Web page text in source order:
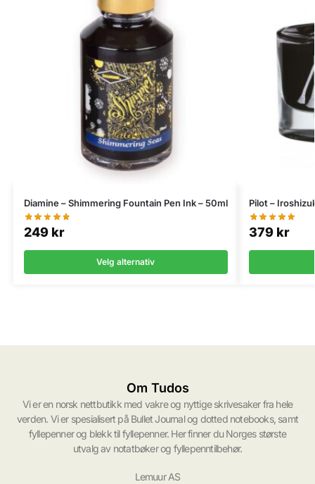
Diamine – Shimmering Fountain Pen Ink – 50ml
249 kr
Velg alternativ
Pilot –
379 kr
Om Tudos
Vi er en norsk nettbutikk med vakre og nyttige skrivesaker fra hele
verden. Vi er spesialisert på Bullet Journal og dotted notebooks, samt
fyllepenner og blekk til fyllepenner. Her finner du Norges største
utvalg av notatbøker og fyllepenntilbehør.
Lemuur AS